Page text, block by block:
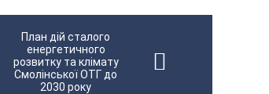
План дій сталого
енергетичного
розвитку та клімату
Смолінської ОТГ до
2030 року